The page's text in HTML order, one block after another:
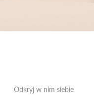
Odkryj w nim siebie